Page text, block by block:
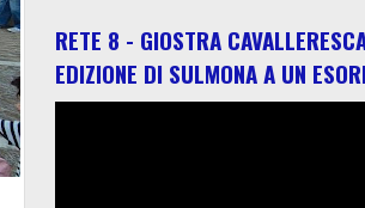
RETE 8 - GIOSTRA
EDIZIONE DI SULMONA A UN